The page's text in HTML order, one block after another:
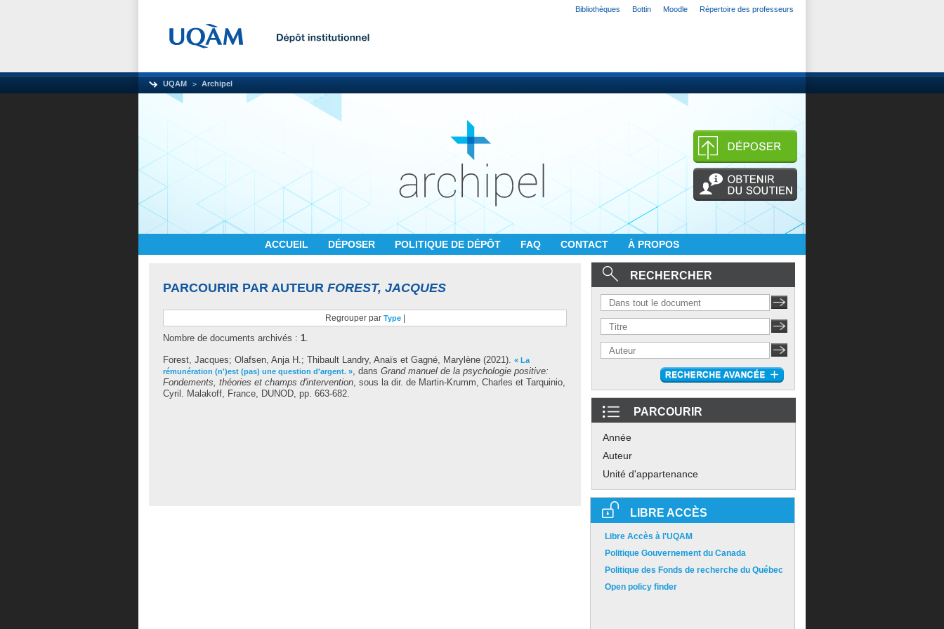
Bibliothèques Bottin Moodle Répertoire des professeurs
UQAM Archipel
ACCUEIL DÉPOSER POLITIQUE DE DÉPÔT FAQ CONTACT À PROPOS
PARCOURIR PAR AUTEUR FOREST, JACQUES
Regrouper par Type
Nombre de documents archivés : 1.
Forest, Jacques; Olafsen, Anja H.; Thibault Landry, Anaïs et Gagné, Marylène (2021). « La
rémunération (n')est (pas) une question d'argent. », dans Grand manuel de la psychologie positive:
Fondements, théories et champs d'intervention, sous la dir. de Martin-Krumm, Charles et Tarquinio,
Cyril . Malakoff, France, DUNOD, pp. 663-682.
RECHERCHER
PARCOURIR
Année
Auteur
Unité d'appartenance
LIBRE ACCÈS
Libre Accès à l'UQAM
Politique Gouvernement du Canada
Politique des Fonds de recherche du Québec
Open policy finder